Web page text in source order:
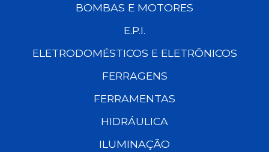
BOMBAS E MOTORES
E.P.I.
ELETRODOMÉSTICOS E ELETRÔNICOS
FERRAGENS
FERRAMENTAS
HIDRÁULICA
ILUMINAÇÃO